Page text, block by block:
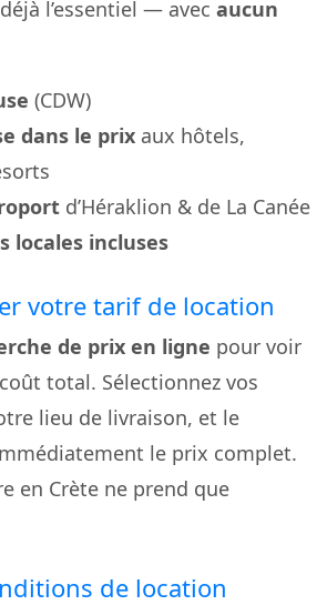
l’essentiel — avec aucun
(CDW)
dans le prix aux hôtels,
d’Héraklion & de La Canée
locales incluses
votre tarif de location
de prix en ligne pour voir
total. Sélectionnez vos
lieu de livraison, et le
le prix complet.
en Crète ne prend que
de location